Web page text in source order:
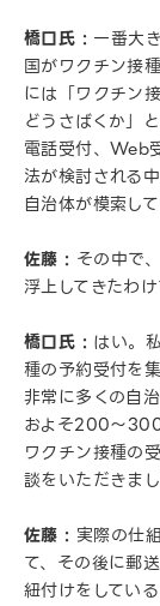
橋口氏 : 一番大
国がワクチン接
には「ワクチン
どうさばくか」
電話受付、Web
法が検討される
自治体が模索し
佐藤 : その中で
浮上してきたわけ
橋口氏 : はい。
種の予約受付を
非常に多くの自
およそ200〜
ワクチン接種の
談をいただきまし
佐藤 : 実際の仕
て、その後に郵
紐付けをしてい